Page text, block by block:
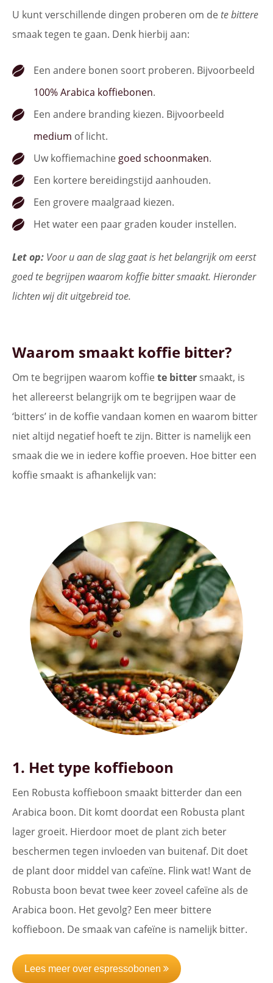
U kunt verschillende dingen proberen om de te bittere
smaak tegen te gaan. Denk hierbij aan:
Een andere bonen soort proberen. Bijvoorbeeld
100% Arabica koffiebonen.
Een andere branding kiezen. Bijvoorbeeld
medium of licht.
Uw koffiemachine goed schoonmaken.
Een kortere bereidingstijd aanhouden.
Een grovere maalgraad kiezen.
Het water een paar graden kouder instellen.
Let op: Voor u aan de slag gaat is het belangrijk om eerst
goed te begrijpen waarom koffie bitter smaakt. Hieronder
lichten wij dit uitgebreid toe.
Waarom smaakt koffie bitter?
Om te begrijpen waarom koffie te bitter smaakt, is
het allereerst belangrijk om te begrijpen waar de
‘bitters’ in de koffie vandaan komen en waarom bitter
niet altijd negatief hoeft te zijn. Bitter is namelijk een
smaak die we in iedere koffie proeven. Hoe bitter een
koffie smaakt is afhankelijk van:
1. Het type koffieboon
Een Robusta koffieboon smaakt bitterder dan een
Arabica boon. Dit komt doordat een Robusta plant
lager groeit. Hierdoor moet de plant zich beter
beschermen tegen invloeden van buitenaf. Dit doet
de plant door middel van cafeïne. Flink wat! Want de
Robusta boon bevat twee keer zoveel cafeïne als de
Arabica boon. Het gevolg? Een meer bittere
koffieboon. De smaak van cafeïne is namelijk bitter.
Lees meer over espressobonen